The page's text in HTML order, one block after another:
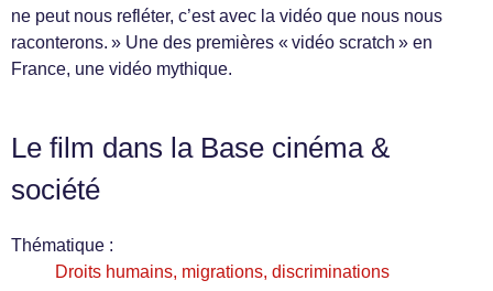
ne peut nous refléter, c’est avec la vidéo que nous nous
raconterons. » Une des premières « vidéo scratch » en
France, une vidéo mythique.
Le film dans la Base cinéma &
société
Thématique :
Droits humains, migrations, discriminations